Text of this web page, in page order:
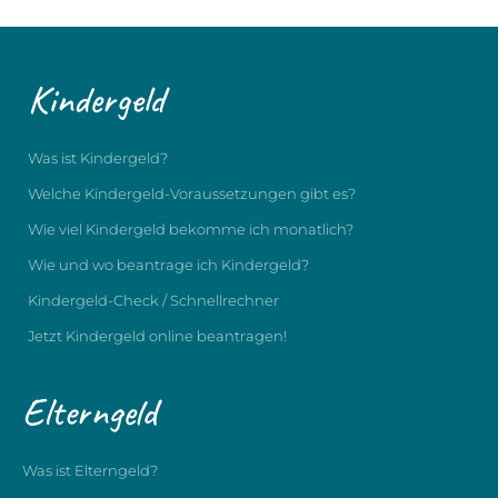
Kindergeld
Was ist Kindergeld?
Welche Kindergeld-Voraussetzungen gibt es?
Wie viel Kindergeld bekomme ich monatlich?
Wie und wo beantrage ich Kindergeld?
Kindergeld-Check / Schnellrechner
Jetzt Kindergeld online beantragen!
Elterngeld
Was ist Elterngeld?